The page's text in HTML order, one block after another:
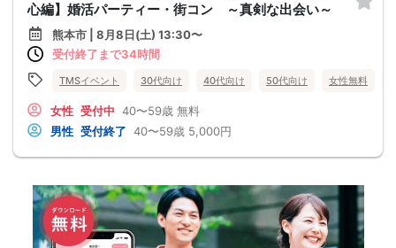
心編】婚活パーティー・街コン ～真剣な出会い～
熊本市 | 8月8日(土) 13:30〜
受付終了まで34時間
TMSイベント 30代向け 40代向け 50代向け 女性無料
女性 受付中 40〜59歳 無料
男性 受付終了 40〜59歳 5,000円